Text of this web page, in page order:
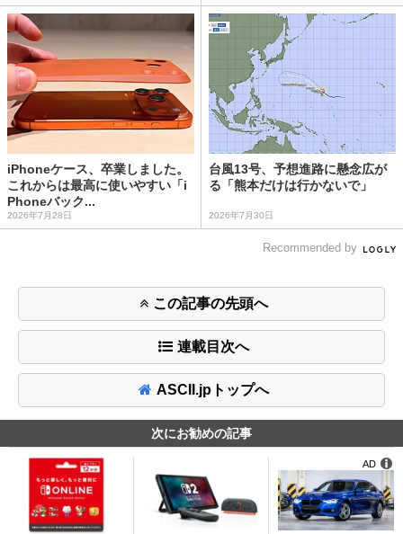
iPhoneケース、卒業しました。
これからは最高に使いやすい「i
Phoneバック...
2026年7月28日
台風13号、予想進路に懸念広が
る「熊本だけは行かないで」
2026年7月30日
Recommended by
この記事の先頭へ
連載目次へ
ASCII.jpトップへ
次にお勧めの記事
AD